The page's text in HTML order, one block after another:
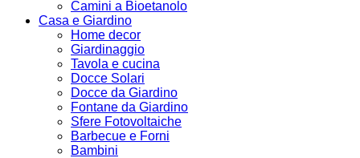
Camini a Bioetanolo
Casa e Giardino
Home decor
Giardinaggio
Tavola e cucina
Docce Solari
Docce da Giardino
Fontane da Giardino
Sfere Fotovoltaiche
Barbecue e Forni
Bambini